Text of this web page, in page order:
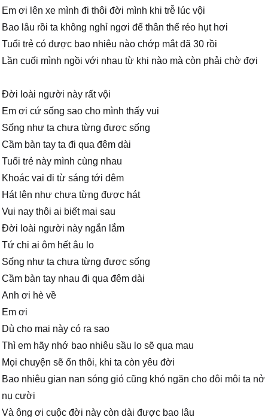
Em ơi lên xe mình đi thôi đời mình khi trễ lúc vội
Bao lâu rồi ta không nghỉ ngơi để thân thể réo hụt hơi
Tuổi trẻ có được bao nhiêu nào chớp mắt đã 30 rồi
Lần cuối mình ngồi với nhau từ khi nào mà còn phải chờ đợi
Đời loài người này rất vội
Em ơi cứ sống sao cho mình thấy vui
Sống như ta chưa từng được sống
Cầm bàn tay ta đi qua đêm dài
Tuổi trẻ này mình cùng nhau
Khoác vai đi từ sáng tới đêm
Hát lên như chưa từng được hát
Vui nay thôi ai biết mai sau
Đời loài người này ngắn lắm
Tứ chi ai ôm hết âu lo
Sống như ta chưa từng được sống
Cầm bàn tay nhau đi qua đêm dài
Anh ơi hè về
Em ơi
Dù cho mai này có ra sao
Thì em hãy nhớ bao nhiêu sầu lo sẽ qua mau
Mọi chuyện sẽ ổn thôi, khi ta còn yêu đời
Bao nhiêu gian nan sóng gió cũng khó ngăn cho đôi môi ta nở
nụ cười
Và ông ơi cuộc đời này còn dài được bao lâu